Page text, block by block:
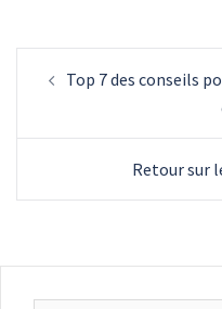
d’articleTop 7 des conseils
Retour sur